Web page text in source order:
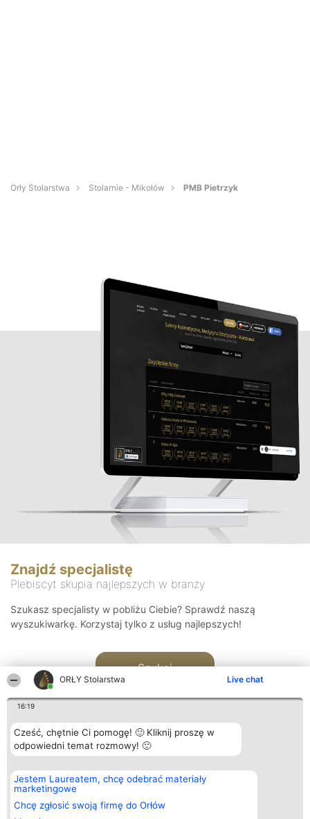
ORŁY Stolarstwa Live chat
16:19
Cześć, chętnie Ci pomogę! 🙂 Kliknij proszę w
odpowiedni temat rozmowy! 🙂
Jestem Laureatem, chcę odebrać materiały
marketingowe
Chcę zgłosić swoją firmę do Orłów
Orły Stolarstwa Stolarnie - Mikołów PMB Pietrzyk
Znajdź specjalistę
Plebiscyt skupia najlepszych w branży
Szukasz specjalisty w pobliżu Ciebie? Sprawdź naszą
wyszukiwarkę. Korzystaj tylko z usług najlepszych!
Szukaj
Organizator plebiscytu
Bright Side Solutions sp. z o.
o. sp. k.
ul. Ruska 22
Wrocław 50-079
Plebiscyt
Laureaci
wszystkich
Laureatów
Kontakt
Kontakt